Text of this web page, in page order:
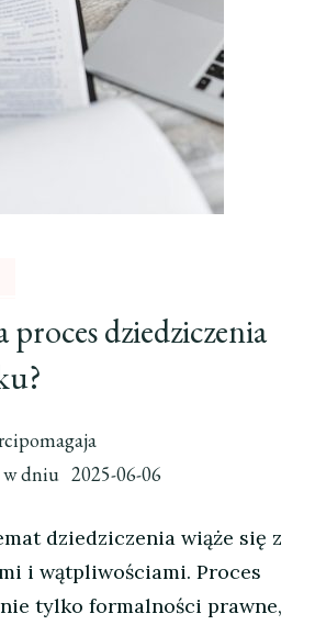
proces dziedziczenia
w dniu 2025-06-06
dziedziczenia wiąże się z
i wątpliwościami. Proces
tylko formalności prawne,